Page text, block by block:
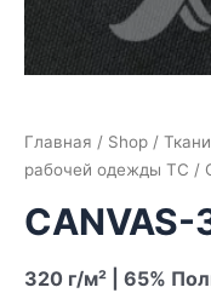
Главная / Shop /
рабочей одежды TC /
CANVAS-
320 г/м² | 65%